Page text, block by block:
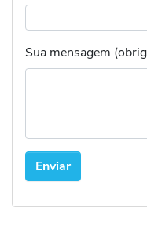
Sua mensagem